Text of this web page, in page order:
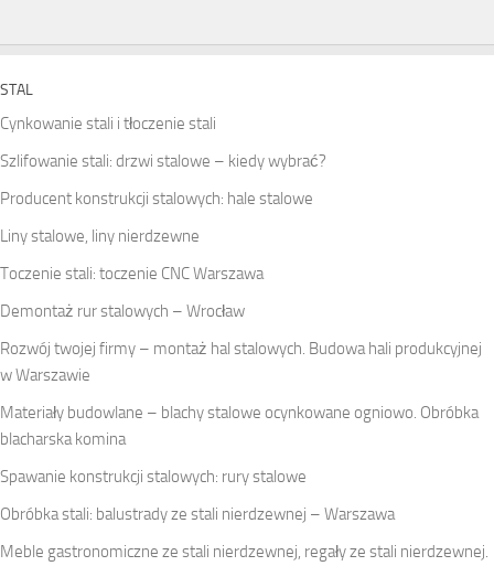
STAL
Cynkowanie stali i tłoczenie stali
Szlifowanie stali: drzwi stalowe – kiedy wybrać?
Producent konstrukcji stalowych: hale stalowe
Liny stalowe, liny nierdzewne
Toczenie stali: toczenie CNC Warszawa
Demontaż rur stalowych – Wrocław
Rozwój twojej firmy – montaż hal stalowych. Budowa hali produkcyjnej
w Warszawie
Materiały budowlane – blachy stalowe ocynkowane ogniowo. Obróbka
blacharska komina
Spawanie konstrukcji stalowych: rury stalowe
Obróbka stali: balustrady ze stali nierdzewnej – Warszawa
Meble gastronomiczne ze stali nierdzewnej, regały ze stali nierdzewnej.